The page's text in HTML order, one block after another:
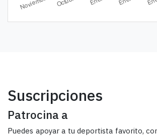
Suscripciones
Patrocina a
Puedes apoyar a tu deportista favorito,